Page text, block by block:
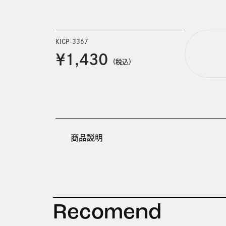
KICP-3367
￥1,430 (税込)
商品説明
Recomend